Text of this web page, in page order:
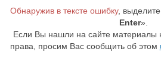
Обнаружив в тексте ошибку,
Enter».
Если Вы нашли на сайте материалы
права, просим Вас сообщить об этом